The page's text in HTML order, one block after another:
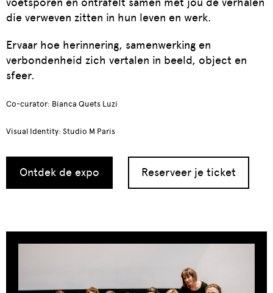
die verweven zitten in hun leven en werk.
Ervaar hoe herinnering, samenwerking en
verbondenheid zich vertalen in beeld, object en
sfeer.
Co-curator: Bianca Quets Luzi
Visual Identity: Studio M Paris
Ontdek de expo Reserveer je ticket